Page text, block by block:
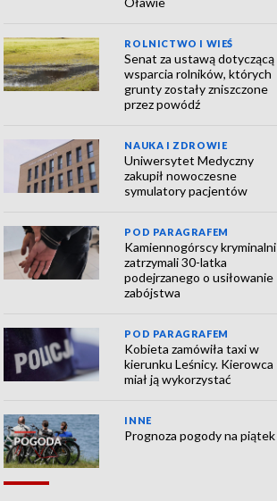
ROLNICTWO I WIEŚ
Senat za ustawą dotyczącą
wsparcia rolników, których
grunty zostały zniszczone
przez powódź
NAUKA I ZDROWIE
Uniwersytet Medyczny
zakupił nowoczesne
symulatory pacjentów
POD PARAGRAFEM
Kamiennogórscy kryminalni
zatrzymali 30-latka
podejrzanego o usiłowanie
zabójstwa
POD PARAGRAFEM
Kobieta zamówiła taxi w
kierunku Leśnicy. Kierowca
miał ją wykorzystać
INNE
Prognoza pogody na piątek